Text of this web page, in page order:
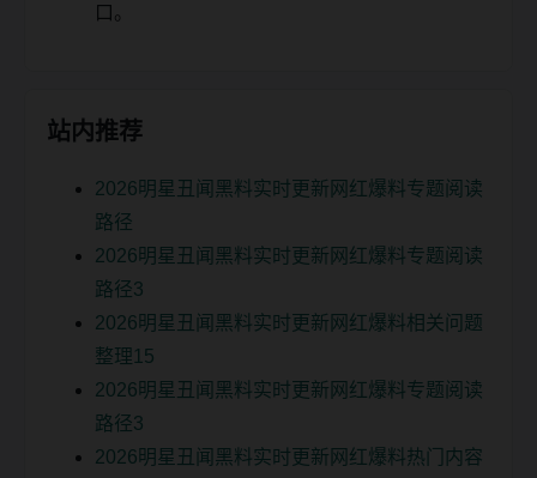
口。
站内推荐
2026明星丑闻黑料实时更新网红爆料专题阅读
路径
2026明星丑闻黑料实时更新网红爆料专题阅读
路径3
2026明星丑闻黑料实时更新网红爆料相关问题
整理15
2026明星丑闻黑料实时更新网红爆料专题阅读
路径3
2026明星丑闻黑料实时更新网红爆料热门内容